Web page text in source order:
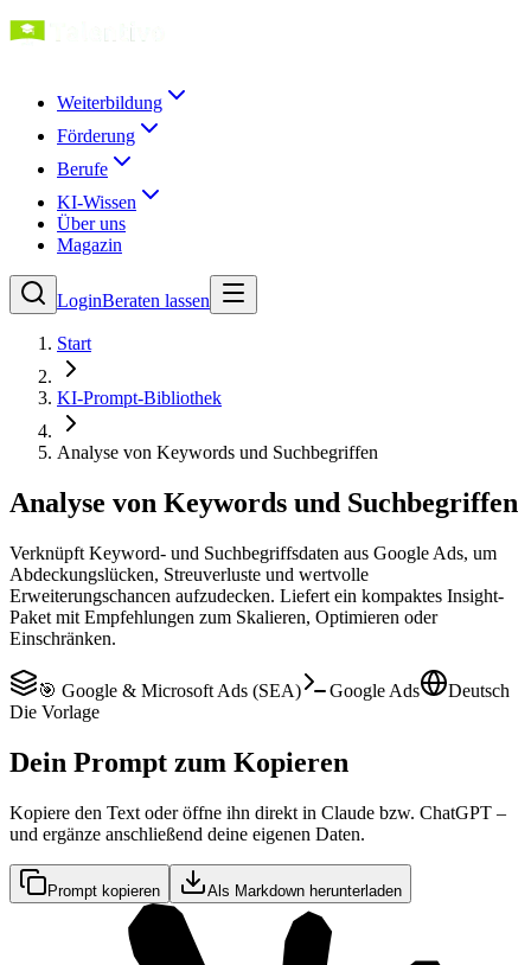
Weiterbildung
Förderung
Berufe
KI-Wissen
Über uns
Magazin
LoginBeraten lassen
Start
KI-Prompt-Bibliothek
Analyse von Keywords und Suchbegriffen
Analyse von Keywords und Suchbegriffen
Verknüpft Keyword- und Suchbegriffsdaten aus Google Ads, um
Abdeckungslücken, Streuverluste und wertvolle
Erweiterungschancen aufzudecken. Liefert ein kompaktes Insight-
Paket mit Empfehlungen zum Skalieren, Optimieren oder
Einschränken.
🎯 Google & Microsoft Ads (SEA) Google Ads
Deutsch
Die Vorlage
Dein Prompt zum Kopieren
Kopiere den Text oder öffne ihn direkt in Claude bzw. ChatGPT –
und ergänze anschließend deine eigenen Daten.
Prompt kopieren Als Markdown herunterladen